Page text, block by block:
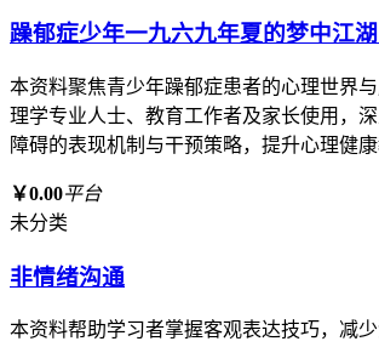
躁郁症少年一九六九年夏的梦中江湖
本资料聚焦青少年躁郁症患者的心理世界
理学专业人士、教育工作者及家长使用，
障碍的表现机制与干预策略，提升心理健
￥0.00平台
未分类
非情绪沟通
本资料帮助学习者掌握客观表达技巧，减